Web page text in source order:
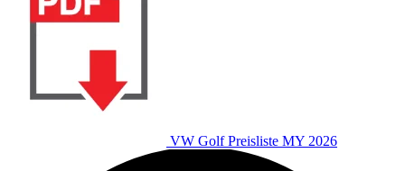
VW Golf Preisliste MY 2026